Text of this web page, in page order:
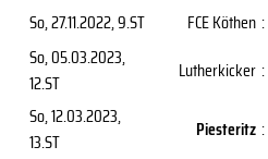
So, 27.11.2022, 9.ST FCE Köthen :
So, 05.03.2023,
12.ST
Lutherkicker :
So, 12.03.2023,
13.ST
Piesteritz :